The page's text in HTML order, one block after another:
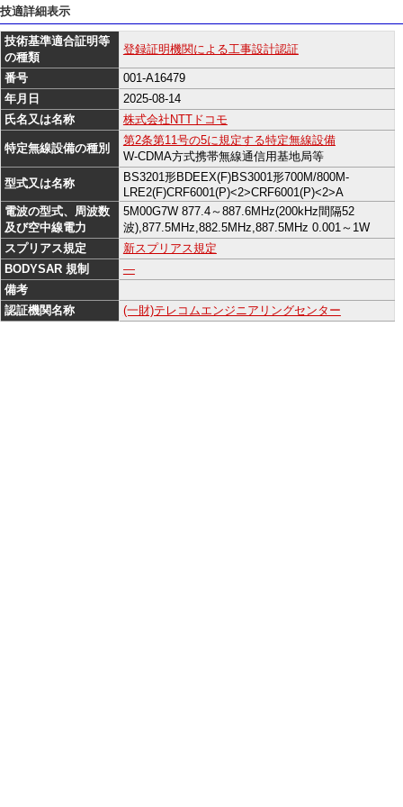
技適詳細表示
技術基準適合証明等
の種類
登録証明機関による工事設計認証
番号
001-A16479
年月日
2025-08-14
氏名又は名称
株式会社NTTドコモ
特定無線設備の種別
第2条第11号の5に規定する特定無線設備
W-CDMA方式携帯無線通信用基地局等
型式又は名称
BS3201形BDEEX(F)BS3001形700M/800M-
LRE2(F)CRF6001(P)<2>CRF6001(P)<2>A
電波の型式、周波数
及び空中線電力
5M00G7W 877.4～887.6MHz(200kHz間隔52
波),877.5MHz,882.5MHz,887.5MHz 0.001～1W
スプリアス規定
新スプリアス規定
BODYSAR 規制
―
備考
認証機関名称
(一財)テレコムエンジニアリングセンター